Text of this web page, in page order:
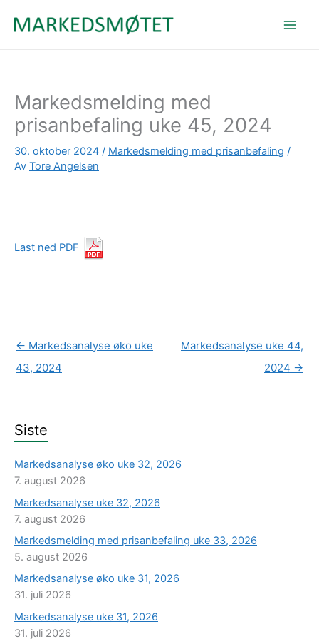
Markedsmelding med
prisanbefaling uke 45, 2024
30. oktober 2024 / Markedsmelding med prisanbefaling /
Av Tore Angelsen
Last ned PDF
← Markedsanalyse øko uke
43, 2024
Markedsanalyse uke 44,
2024 →
Siste
Markedsanalyse øko uke 32, 2026
7. august 2026
Markedsanalyse uke 32, 2026
7. august 2026
Markedsmelding med prisanbefaling uke 33, 2026
5. august 2026
Markedsanalyse øko uke 31, 2026
31. juli 2026
Markedsanalyse uke 31, 2026
31. juli 2026